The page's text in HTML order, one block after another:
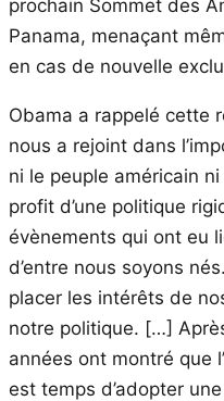
prochain Sommet des
Panama, menaçant
en cas de nouvelle
Obama a rappelé cette
nous a rejoint dans
ni le peuple américain
profit d’une politique
évènements qui ont eu
d’entre nous soyons
placer les intérêts de
notre politique. […]
années ont montré que
est temps d’adopter